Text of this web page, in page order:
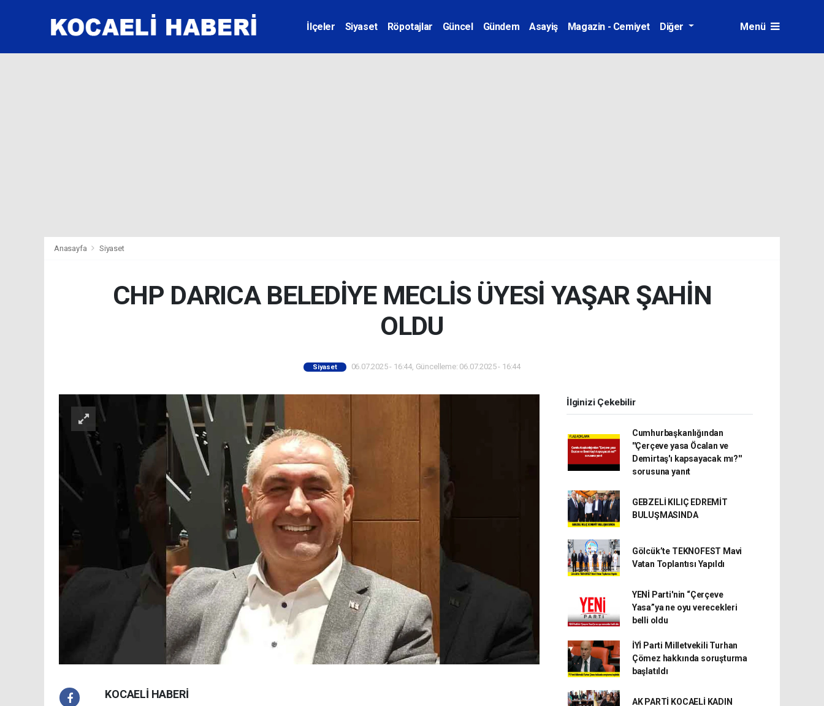
İlçeler Siyaset Röpotajlar Güncel Gündem Asayiş Magazin - Cemiyet Diğer Menü
Anasayfa Siyaset
CHP DARICA BELEDİYE MECLİS ÜYESİ YAŞAR ŞAHİN
OLDU
Siyaset 06.07.2025 - 16:44, Güncelleme: 06.07.2025 - 16:44
KOCAELİ HABERİ
İlginizi Çekebilir
Cumhurbaşkanlığından
''Çerçeve yasa Öcalan ve
Demirtaş'ı kapsayacak mı?''
sorusuna yanıt
GEBZELİ KILIÇ EDREMİT
BULUŞMASINDA
Gölcük’te TEKNOFEST Mavi
Vatan Toplantısı Yapıldı
YENİ Parti'nin “Çerçeve
Yasa”ya ne oyu verecekleri
belli oldu
İYİ Parti Milletvekili Turhan
Çömez hakkında soruşturma
başlatıldı
AK PARTİ KOCAELİ KADIN